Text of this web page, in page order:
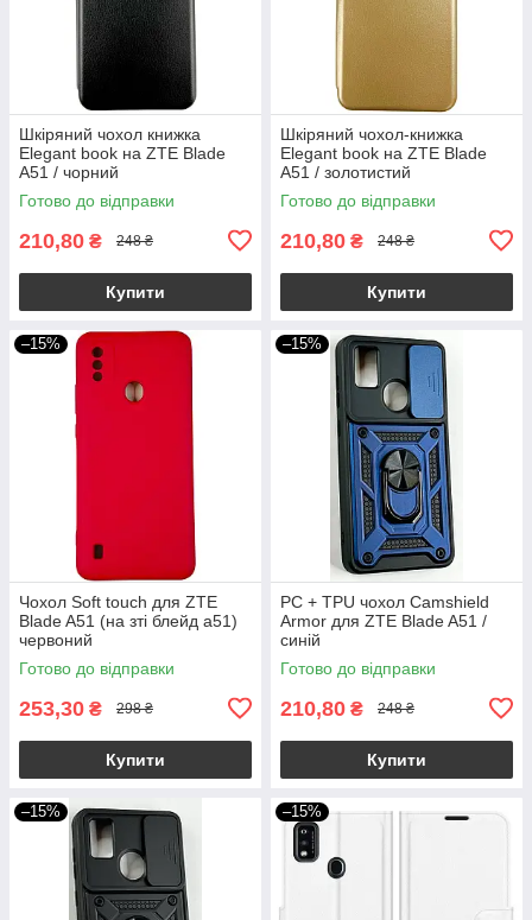
Шкіряний чохол книжка
Elegant book на ZTE Blade
A51 / чорний
Готово до відправки
210,80 ₴ 248 ₴
Купити
Шкіряний чохол-книжка
Elegant book на ZTE Blade
A51 / золотистий
Готово до відправки
210,80 ₴ 248 ₴
Купити
–15%
Чохол Soft touch для ZTE
Blade A51 (на зті блейд а51)
червоний
Готово до відправки
253,30 ₴ 298 ₴
Купити
–15%
PC + TPU чохол Camshield
Armor для ZTE Blade A51 /
синій
Готово до відправки
210,80 ₴ 248 ₴
Купити
–15% –15%